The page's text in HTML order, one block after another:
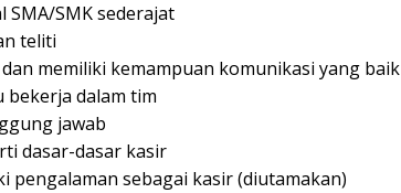
SMA/SMK sederajat
teliti
dan memiliki kemampuan komunikasi yang baik
bekerja dalam tim
jawab
dasar-dasar kasir
pengalaman sebagai kasir (diutamakan)